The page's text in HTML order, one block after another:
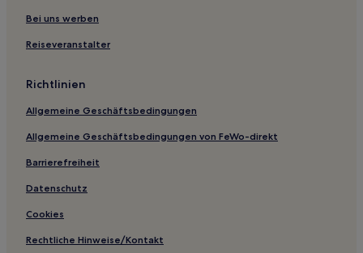
Hotels nahe Junan TianFo Touristenbereich
Hotels nahe Ju Kreismuseum
Route-Armee in Linyi Junan
Xuecheng: Hotels
Bei uns werben
Reiseveranstalter
Richtlinien
Allgemeine Geschäftsbedingungen
Allgemeine Geschäftsbedingungen von FeWo-direkt
Barrierefreiheit
Datenschutz
Cookies
Rechtliche Hinweise/Kontakt